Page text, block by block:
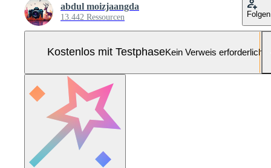
abdul moizjaangda
13.442 Ressourcen Folgen
Kostenlos mit TestphaseKein Verweis erforderlich